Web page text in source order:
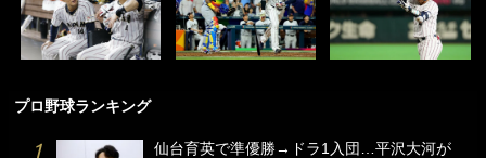
プロ野球ランキング
仙台育英で準優勝→ドラ1入団…平沢大河が